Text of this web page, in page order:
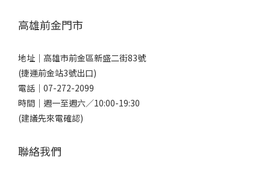
高雄前金門市
地址｜ 高雄市前金區新盛二街83號
(捷運前金站3號出口)
電話｜ 07-272-2099
時間｜週一至週六／10:00-19:30
(建議先來電確認)
聯絡我們